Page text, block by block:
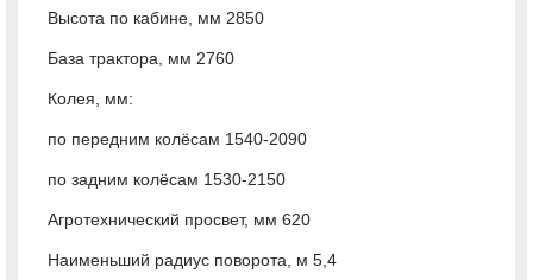
Высота по кабине, мм 2850
База трактора, мм 2760
Колея, мм:
по передним колёсам 1540-2090
по задним колёсам 1530-2150
Агротехнический просвет, мм 620
Наименьший радиус поворота, м 5,4